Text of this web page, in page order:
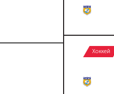
Хоккей